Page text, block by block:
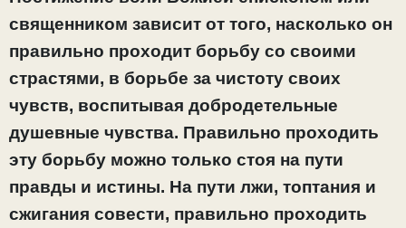
священником зависит от того, насколько он
правильно проходит борьбу со своими
страстями, в борьбе за чистоту своих
чувств, воспитывая добродетельные
душевные чувства. Правильно проходить
эту борьбу можно только стоя на пути
правды и истины. На пути лжи, топтания и
сжигания совести, правильно проходить